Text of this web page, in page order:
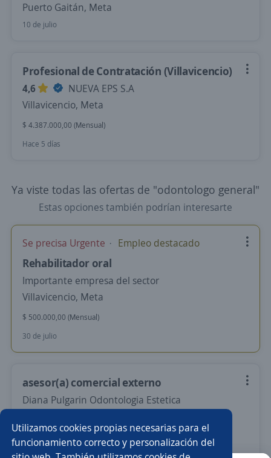
Utilizamos cookies propias necesarias para el
funcionamiento correcto y personalización del
Puerto Gaitán, Meta
10 de julio
Profesional de Contratación (Villavicencio)
4,6
NUEVA EPS S.A
Villavicencio, Meta
$ 4.387.000,00 (Mensual)
Hace 5 días
Ya viste todas las ofertas de "odontologo general"
Estas opciones también podrían interesarte
Se precisa Urgente Empleo destacado
Rehabilitador oral
Importante empresa del sector
Villavicencio, Meta
$ 500.000,00 (Mensual)
30 de julio
asesor(a) comercial externo
Diana Pulgarin Odontologia Estetica
Remoto
Más de 30 días